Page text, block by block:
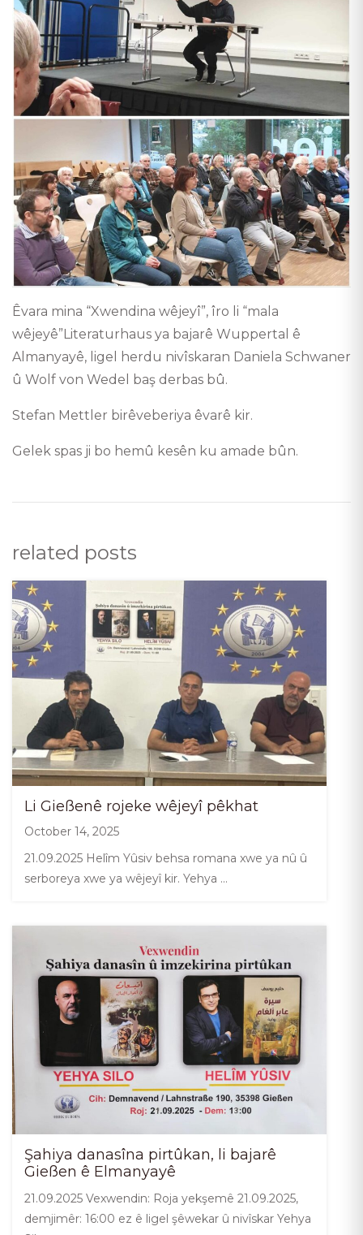
Êvara mina “Xwendina wêjeyî”, îro li “mala
wêjeyê”Literaturhaus ya bajarê Wuppertal ê
Almanyayê, ligel herdu nivîskaran Daniela Schwaner
û Wolf von Wedel baş derbas bû.
Stefan Mettler birêveberiya êvarê kir.
Gelek spas ji bo hemû kesên ku amade bûn.
related posts
Li Gießenê rojeke wêjeyî pêkhat
October 14, 2025
21.09.2025 Helîm Yûsiv behsa romana xwe ya nû û
serboreya xwe ya wêjeyî kir. Yehya …
Şahiya danasîna pirtûkan, li bajarê
Gießen ê Elmanyayê
21.09.2025 Vexwendin: Roja yekşemê 21.09.2025,
demjimêr: 16:00 ez ê ligel şêwekar û nivîskar Yehya